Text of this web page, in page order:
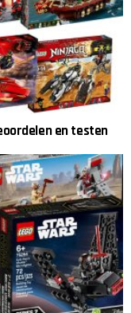
en testen